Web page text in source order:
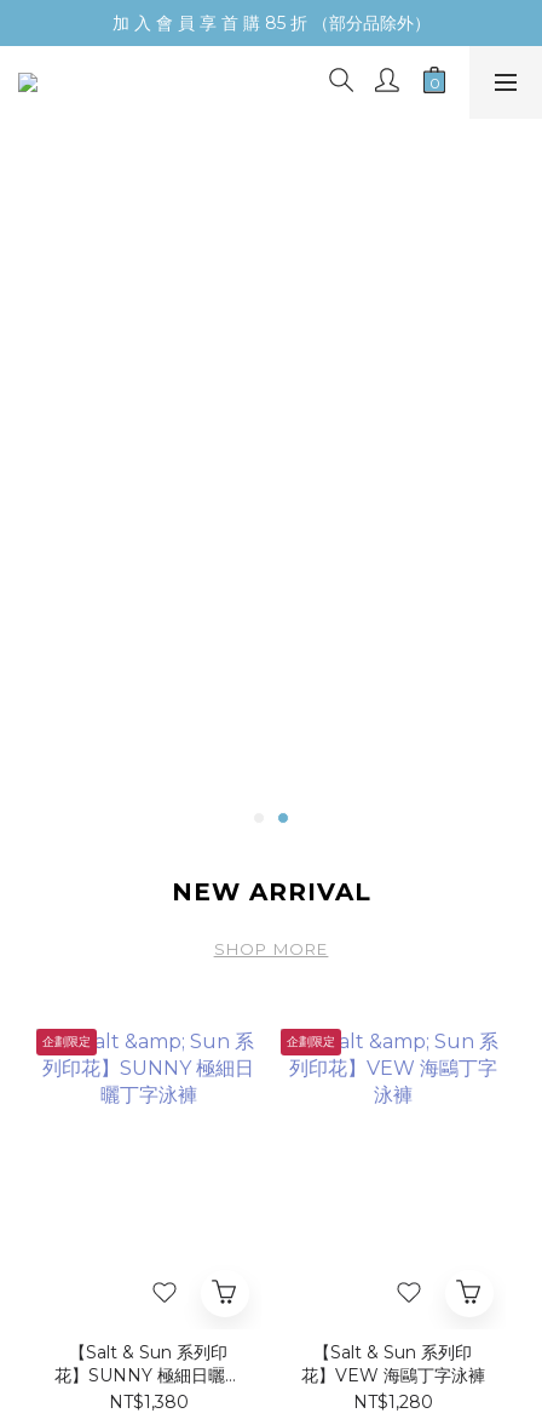
加 入 會 員 享 首 購 85 折 （部分品除外）
NEW ARRIVAL
SHOP MORE
企劃限定
【Salt & Sun 系列印
花】SUNNY 極細日曬丁
字泳褲
NT$1,380
企劃限定
【Salt & Sun 系列印
花】VEW 海鷗丁字泳褲
NT$1,280